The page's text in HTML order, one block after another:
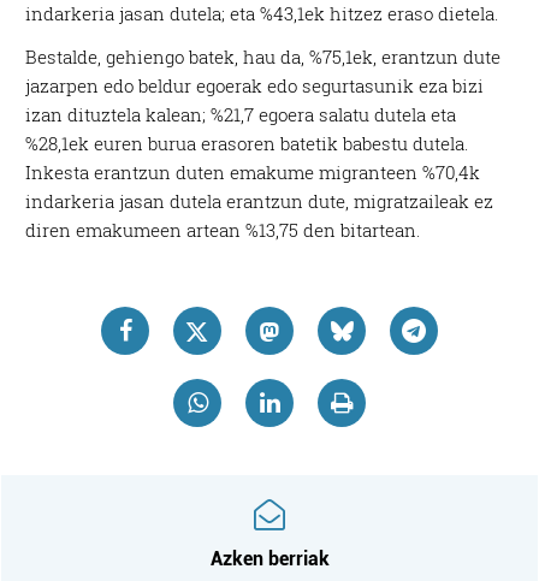
indarkeria jasan dutela; eta %43,1ek hitzez eraso dietela.
Bestalde, gehiengo batek, hau da, %75,1ek, erantzun dute
jazarpen edo beldur egoerak edo segurtasunik eza bizi
izan dituztela kalean; %21,7 egoera salatu dutela eta
%28,1ek euren burua erasoren batetik babestu dutela.
Inkesta erantzun duten emakume migranteen %70,4k
indarkeria jasan dutela erantzun dute, migratzaileak ez
diren emakumeen artean %13,75 den bitartean.
Azken berriak